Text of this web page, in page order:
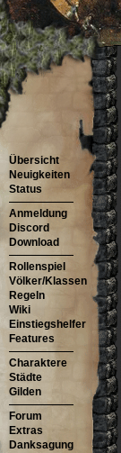
Übersicht
Neuigkeiten
Status
Anmeldung
Discord
Download
Rollenspiel
Völker/Klassen
Regeln
Wiki
Einstiegshelfer
Features
Charaktere
Städte
Gilden
Forum
Extras
Danksagung